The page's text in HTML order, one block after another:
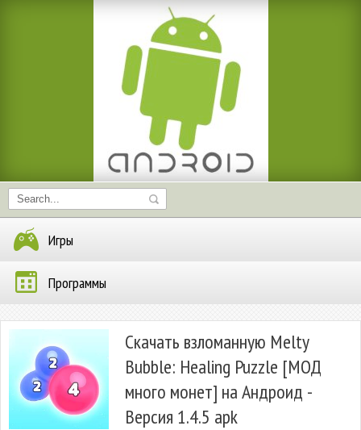
Игры
Программы
Скачать взломанную Melty
Bubble: Healing Puzzle [МОД
много монет] на Андроид -
Версия 1.4.5 apk